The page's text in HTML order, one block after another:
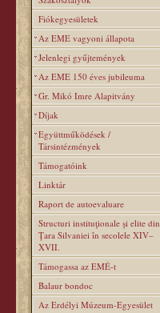
Fiókegyesületek
Az EME vagyoni állapota
Jelenlegi gyűjtemények
Az EME 150 éves jubileuma
Gr. Mikó Imre Alapitvány
Díjak
Együttműködések /
Társintézmények
Támogatóink
Linktár
Raport de autoevaluare
Structuri instituţionale şi elite din
Ţara Silvaniei în secolele XIV–
XVII.
Támogassa az EMÉ-t
Balaur bondoc
Az Erdélyi Múzeum-Egyesület